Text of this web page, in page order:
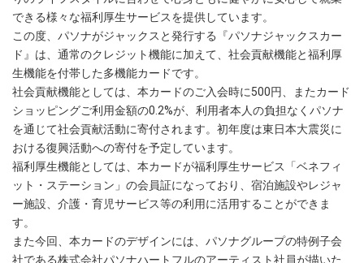
できる様々な福利厚生サービスを提供しています。
この度、パソナがジャックスと発行する『パソナジャックスカー
ド』は、通常のクレジット機能に加えて、社会貢献機能と福利厚
生機能を付帯した多機能カードです。
社会貢献機能としては、本カードのご入会時に500円、またカード
ショッピングご利用金額の0.2%が、利用者本人の負担なくパソナ
を通じて社会貢献活動に寄付されます。初年度は東日本大震災に
おける復興活動への寄付を予定しています。
福利厚生機能としては、本カードが福利厚生サービス「ベネフィ
ット・ステーション」の会員証になっており、宿泊施設やレジャ
ー施設、介護・育児サービス等の利用に活用することができま
す。
また今回、本カードのデザインには、パソナグループの特例子会
社である株式会社パソナハートフルのアーティスト社員が描いた